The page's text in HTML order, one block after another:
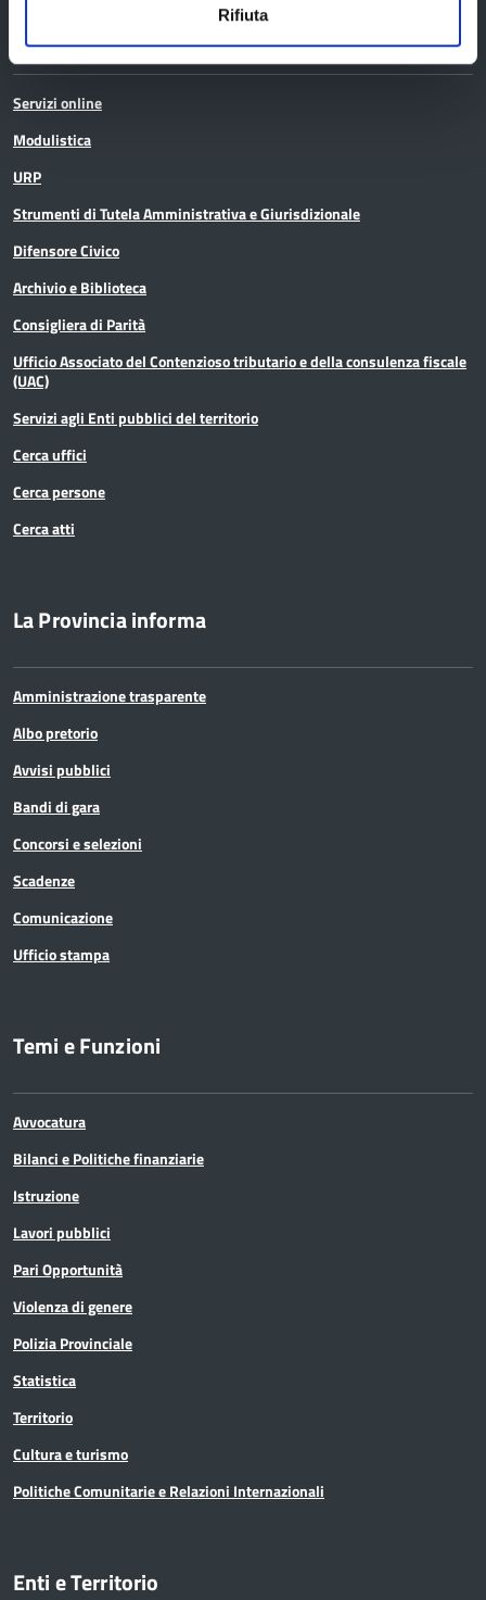
Rifiuta
Servizi online
Modulistica
URP
Strumenti di Tutela Amministrativa e Giurisdizionale
Difensore Civico
Archivio e Biblioteca
Consigliera di Parità
Ufficio Associato del Contenzioso tributario e della consulenza fiscale
(UAC)
Servizi agli Enti pubblici del territorio
Cerca uffici
Cerca persone
Cerca atti
La Provincia informa
Amministrazione trasparente
Albo pretorio
Avvisi pubblici
Bandi di gara
Concorsi e selezioni
Scadenze
Comunicazione
Ufficio stampa
Temi e Funzioni
Avvocatura
Bilanci e Politiche finanziarie
Istruzione
Lavori pubblici
Pari Opportunità
Violenza di genere
Polizia Provinciale
Statistica
Territorio
Cultura e turismo
Politiche Comunitarie e Relazioni Internazionali
Enti e Territorio